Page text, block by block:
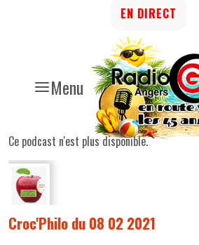
Menu
EN DIRECT
Ce podcast n'est plus disponible.
Croc'Philo du 08 02 2021